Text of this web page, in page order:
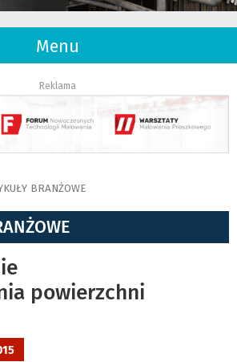
Menu
Reklama
BRANŻOWE
powierzchni